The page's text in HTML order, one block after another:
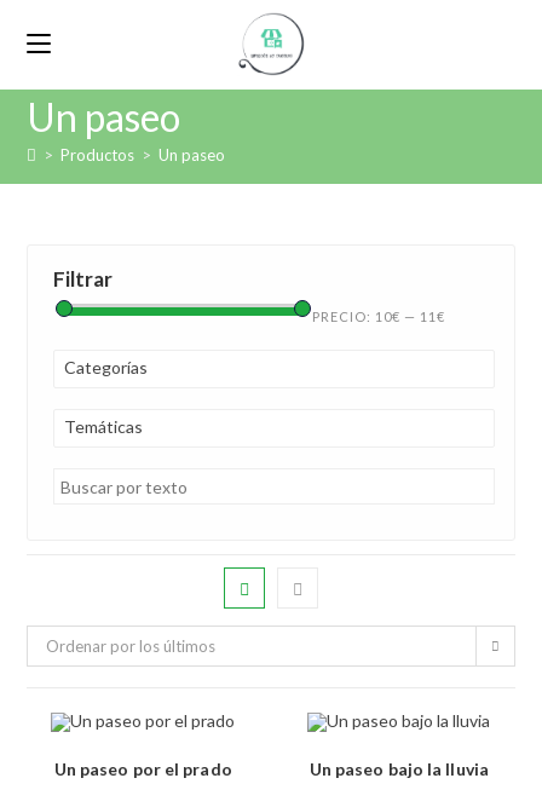
Un paseo
> Productos > Un paseo
Filtrar
PRECIO: 10€ — 11€
Categorías
Temáticas
Ordenar por los últimos
Un paseo por el prado Un paseo bajo la lluvia